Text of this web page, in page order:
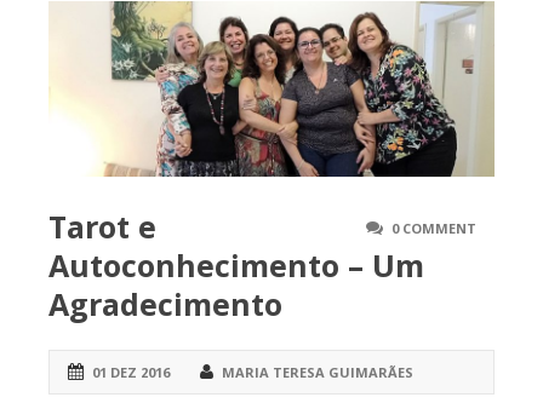
0 COMMENT
Tarot e
Autoconhecimento – Um
Agradecimento
01 DEZ 2016 MARIA TERESA GUIMARÃES